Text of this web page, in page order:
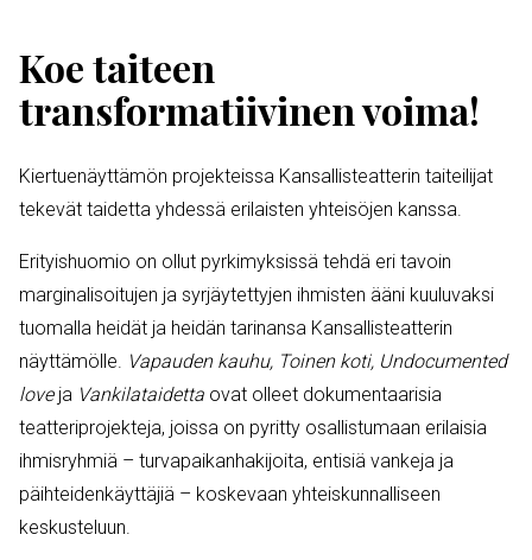
Koe taiteen
transformatiivinen voima!
Kiertuenäyttämön projekteissa Kansallisteatterin taiteilijat
tekevät taidetta yhdessä erilaisten yhteisöjen kanssa.
Erityishuomio on ollut pyrkimyksissä tehdä eri tavoin
marginalisoitujen ja syrjäytettyjen ihmisten ääni kuuluvaksi
tuomalla heidät ja heidän tarinansa Kansallisteatterin
näyttämölle.
Vapauden kauhu, Toinen koti, Undocumented
loveja Vankilataidetta ovat olleet dokumentaarisia
teatteriprojekteja, joissa on pyritty osallistumaan erilaisia
ihmisryhmiä – turvapaikanhakijoita, entisiä vankeja ja
päihteidenkäyttäjiä – koskevaan yhteiskunnalliseen
keskusteluun.